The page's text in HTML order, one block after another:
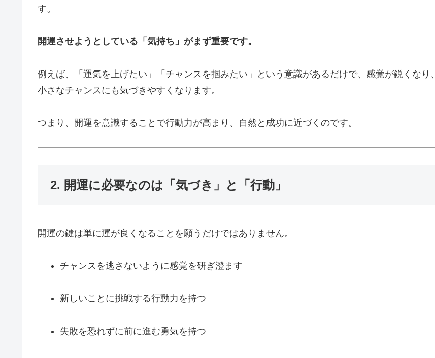
す。
開運させようとしている「気持ち」がまず重要です。
例えば、「運気を上げたい」「チャンスを掴みたい」という意識があるだけで、感覚が鋭くなり、
小さなチャンスにも気づきやすくなります。
つまり、開運を意識することで行動力が高まり、自然と成功に近づくのです。
2. 開運に必要なのは「気づき」と「行動」
開運の鍵は単に運が良くなることを願うだけではありません。
チャンスを逃さないように感覚を研ぎ澄ます
新しいことに挑戦する行動力を持つ
失敗を恐れずに前に進む勇気を持つ